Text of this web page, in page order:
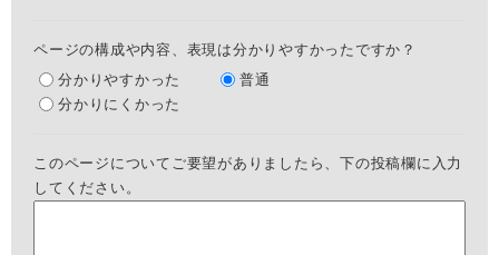
ページの構成や内容、表現は分かりやすかったですか？
分かりやすかった
普通
分かりにくかった
このページについてご要望がありましたら、下の投稿欄に入力
してください。